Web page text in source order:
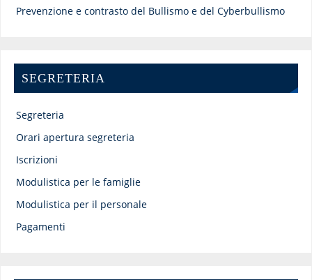
Prevenzione e contrasto del Bullismo e del Cyberbullismo
SEGRETERIA
Segreteria
Orari apertura segreteria
Iscrizioni
Modulistica per le famiglie
Modulistica per il personale
Pagamenti